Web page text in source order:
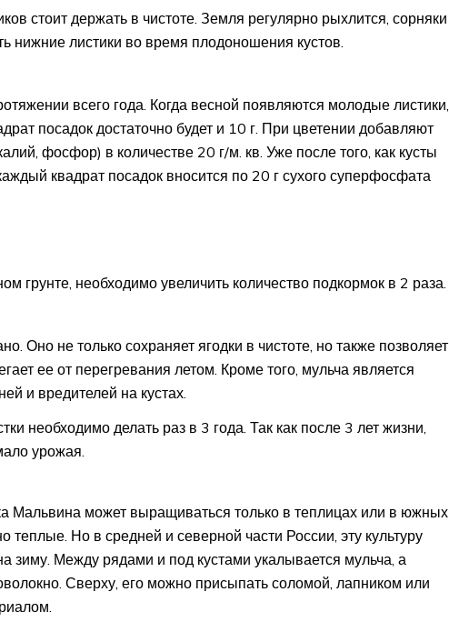
стоит держать в чистоте. Земля регулярно рыхлится, сорняки
нижние листики во время плодоношения кустов.
всего года. Когда весной появляются молодые листики,
посадок достаточно будет и 10 г. При цветении добавляют
фосфор) в количестве 20 г/м. кв. Уже после того, как кусты
квадрат посадок вносится по 20 г сухого суперфосфата
грунте, необходимо увеличить количество подкормок в 2 раза.
Оно не только сохраняет ягодки в чистоте, но также позволяет
ее от перегревания летом. Кроме того, мульча является
и вредителей на кустах.
необходимо делать раз в 3 года. Так как после 3 лет жизни,
урожая.
Мальвина может выращиваться только в теплицах или в южных
теплые. Но в средней и северной части России, эту культуру
зиму. Между рядами и под кустами укалывается мульча, а
Сверху, его можно присыпать соломой, лапником или